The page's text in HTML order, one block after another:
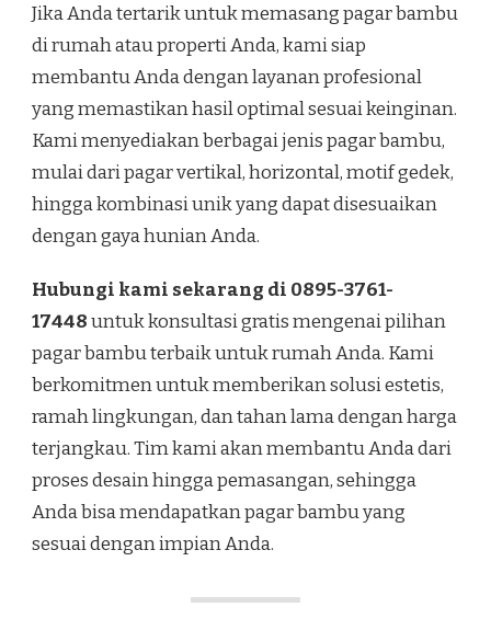
Jika Anda tertarik untuk memasang pagar bambu
di rumah atau properti Anda, kami siap
membantu Anda dengan layanan profesional
yang memastikan hasil optimal sesuai keinginan.
Kami menyediakan berbagai jenis pagar bambu,
mulai dari pagar vertikal, horizontal, motif gedek,
hingga kombinasi unik yang dapat disesuaikan
dengan gaya hunian Anda.
Hubungi kami sekarang di 0895-3761-
17448untuk konsultasi gratis mengenai pilihan
pagar bambu terbaik untuk rumah Anda. Kami
berkomitmen untuk memberikan solusi estetis,
ramah lingkungan, dan tahan lama dengan harga
terjangkau. Tim kami akan membantu Anda dari
proses desain hingga pemasangan, sehingga
Anda bisa mendapatkan pagar bambu yang
sesuai dengan impian Anda.